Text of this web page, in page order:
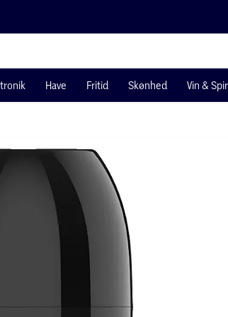
Have Fritid Skønhed Vin &